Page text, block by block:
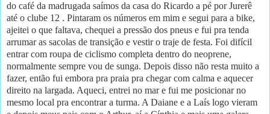
do café da madrugada saímos da casa do Ricardo a pé por Jurerê
até o clube 12 . Pintaram os números em mim e segui para a bike,
ajeitei o que faltava, chequei a pressão dos pneus e fui pra tenda
arrumar as sacolas de transição e vestir o traje de festa. Foi difícil
entrar com roupa de ciclismo completa dentro do neoprene,
normalmente sempre vou de sunga. Depois disso não resta muito a
fazer, então fui embora pra praia pra chegar com calma e aquecer
direito na largada. Aqueci, entrei no mar e fui me posicionar no
mesmo local pra encontrar a turma. A Daiane e a Laís logo vieram